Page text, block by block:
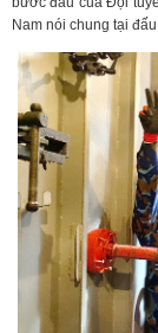
Nam nói chung tại